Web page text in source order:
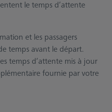
le temps d’attente
et les passagers
temps avant le départ.
temps d’attente mis à jour
fournie par votre